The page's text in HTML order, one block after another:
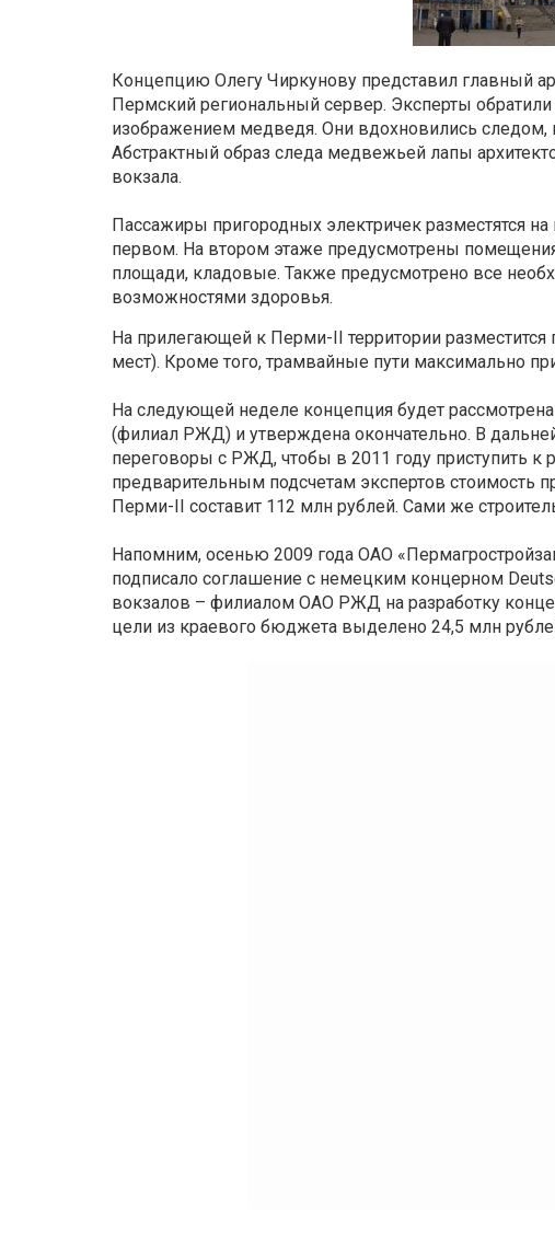
Концепцию Олегу Чиркунову представил главный
Пермский региональный сервер. Эксперты
изображением медведя. Они вдохновились следом,
Абстрактный образ следа медвежьей лапы
вокзала.
Пассажиры пригородных электричек разместятся
первом. На втором этаже предусмотрены
площади, кладовые. Также предусмотрено все
возможностями здоровья.
На прилегающей к Перми-II территории разместится
мест). Кроме того, трамвайные пути максимально
На следующей неделе концепция будет
(филиал РЖД) и утверждена окончательно. В
переговоры с РЖД, чтобы в 2011 году приступить к
предварительным подсчетам экспертов стоимость
Перми-II составит 112 млн рублей. Сами же
Напомним, осенью 2009 года ОАО
подписало соглашение с немецким концерном
вокзалов – филиалом ОАО РЖД на разработку
цели из краевого бюджета выделено 24,5 млн